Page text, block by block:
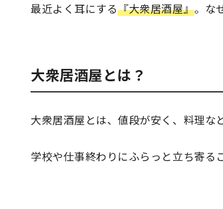
最近よく耳にする『大衆居酒屋』。な
大衆居酒屋とは？
大衆居酒屋とは、値段が安く、料理な
学校や仕事終わりにふらっと立ち寄る